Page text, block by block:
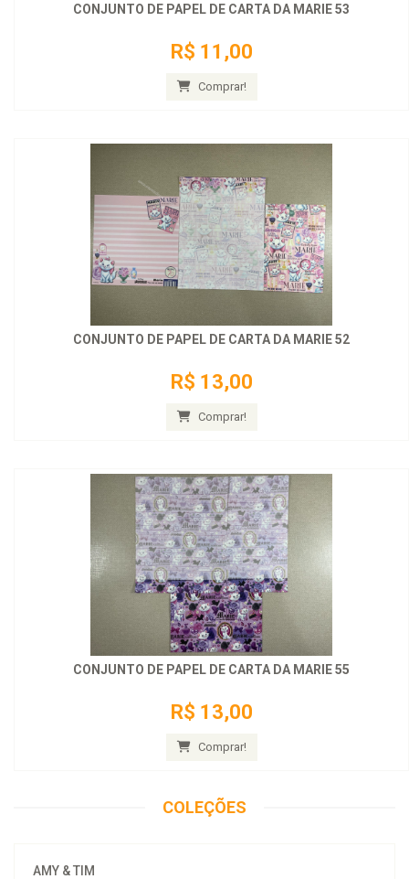
CONJUNTO DE PAPEL DE CARTA DA MARIE 53
R$ 11,00
Comprar!
CONJUNTO DE PAPEL DE CARTA DA MARIE 52
R$ 13,00
Comprar!
CONJUNTO DE PAPEL DE CARTA DA MARIE 55
R$ 13,00
Comprar!
COLEÇÕES
AMY & TIM